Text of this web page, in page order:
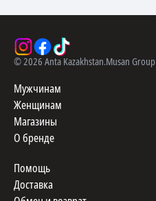
©2026 Anta Kazakhstan.Musan Group
Мужчинам
Женщинам
Магазины
О бренде
Помощь
Доставка